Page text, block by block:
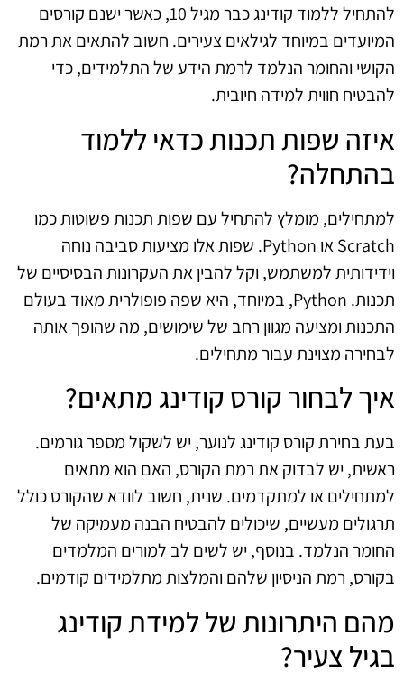
להתחיל ללמוד קודינג כבר מגיל 10, כאשר ישנם קורסים
המיועדים במיוחד לגילאים צעירים. חשוב להתאים את רמת
הקושי והחומר הנלמד לרמת הידע של התלמידים, כדי
להבטיח חווית למידה חיובית.
איזה שפות תכנות כדאי ללמוד
בהתחלה?
למתחילים, מומלץ להתחיל עם שפות תכנות פשוטות כמו
Scratch או Python. שפות אלו מציעות סביבה נוחה
וידידותית למשתמש, וקל להבין את העקרונות הבסיסיים של
תכנות. Python, במיוחד, היא שפה פופולרית מאוד בעולם
התכנות ומציעה מגוון רחב של שימושים, מה שהופך אותה
לבחירה מצוינת עבור מתחילים.
איך לבחור קורס קודינג מתאים?
בעת בחירת קורס קודינג לנוער, יש לשקול מספר גורמים.
ראשית, יש לבדוק את רמת הקורס, האם הוא מתאים
למתחילים או למתקדמים. שנית, חשוב לוודא שהקורס כולל
תרגולים מעשיים, שיכולים להבטיח הבנה מעמיקה של
החומר הנלמד. בנוסף, יש לשים לב למורים המלמדים
בקורס, רמת הניסיון שלהם והמלצות מתלמידים קודמים.
מהם היתרונות של למידת קודינג
בגיל צעיר?